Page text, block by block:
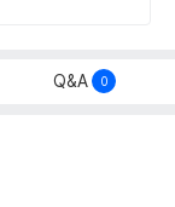
Q&A 0